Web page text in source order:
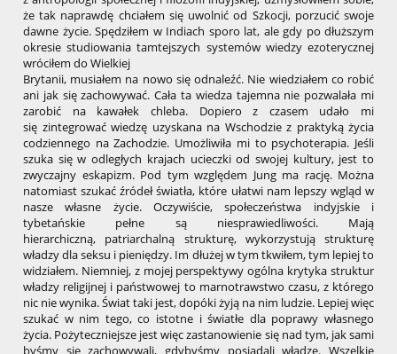
że tak naprawdę chciałem się uwolnić od Szkocji, porzucić swoje
dawne życie. Spędziłem w Indiach sporo lat, ale gdy po dłuższym
okresie studiowania tamtejszych systemów wiedzy ezoterycznej
wróciłem do Wielkiej
Brytanii, musiałem na nowo się odnaleźć. Nie wiedziałem co robić
ani jak się zachowywać. Cała ta wiedza tajemna nie pozwalała mi
zarobić na kawałek chleba. Dopiero z czasem udało mi
się zintegrować wiedzę uzyskana na Wschodzie z praktyką życia
codziennego na Zachodzie. Umożliwiła mi to psychoterapia. Jeśli
szuka się w odległych krajach ucieczki od swojej kultury, jest to
zwyczajny eskapizm. Pod tym względem Jung ma rację. Można
natomiast szukać źródeł światła, które ułatwi nam lepszy wgląd w
nasze własne życie. Oczywiście, społeczeństwa indyjskie i
tybetańskie pełne są niesprawiedliwości. Mają
hierarchiczną, patriarchalną strukturę, wykorzystują strukturę
władzy dla seksu i pieniędzy. Im dłużej w tym tkwiłem, tym lepiej to
widziałem. Niemniej, z mojej perspektywy ogólna krytyka struktur
władzy religijnej i państwowej to marnotrawstwo czasu, z którego
nic nie wynika. Świat taki jest, dopóki żyją na nim ludzie. Lepiej więc
szukać w nim tego, co istotne i światłe dla poprawy własnego
życia. Pożyteczniejsze jest więc zastanowienie się nad tym, jak sami
byśmy się zachowywali, gdybyśmy posiadali władzę. Wszelkie